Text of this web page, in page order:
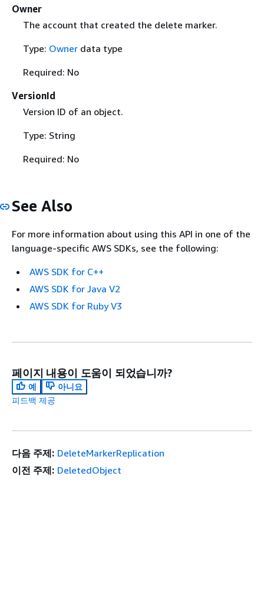
Owner
The account that created the delete marker.
Type: Ownerdata type
Required: No
VersionId
Version ID of an object.
Type: String
Required: No
See Also
For more information about using this API in one of the
language-specific AWS SDKs, see the following:
AWS SDK for C++
AWS SDK for Java V2
AWS SDK for Ruby V3
페이지 내용이 도움이 되었습니까?
예
아니요
피드백 제공
다음 주제: DeleteMarkerReplication
이전 주제: DeletedObject